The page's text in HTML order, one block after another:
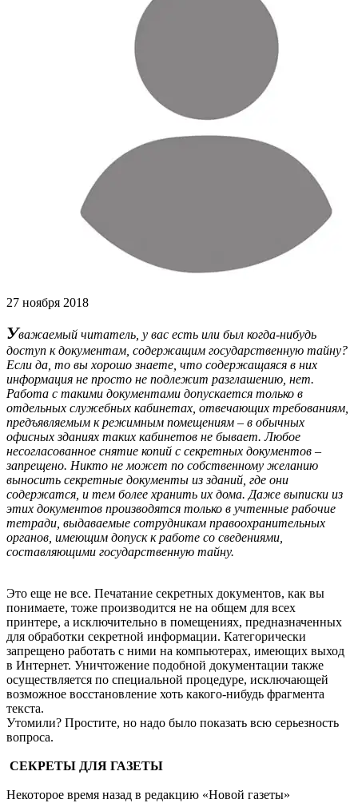
27 ноября 2018
Уважаемый читатель, у вас есть или был когда-нибудь
доступ к документам, содержащим государственную тайну?
Если да, то вы хорошо знаете, что содержащаяся в них
информация не просто не подлежит разглашению, нет.
Работа с такими документами допускается только в
отдельных служебных кабинетах, отвечающих требованиям,
предъявляемым к режимным помещениям – в обычных
офисных зданиях таких кабинетов не бывает. Любое
несогласованное снятие копий с секретных документов –
запрещено. Никто не может по собственному желанию
выносить секретные документы из зданий, где они
содержатся, и тем более хранить их дома. Даже выписки из
этих документов производятся только в учтенные рабочие
тетради, выдаваемые сотрудникам правоохранительных
органов, имеющим допуск к работе со сведениями,
составляющими государственную тайну.
Это еще не все. Печатание секретных документов, как вы
понимаете, тоже производится не на общем для всех
принтере, а исключительно в помещениях, предназначенных
для обработки секретной информации. Категорически
запрещено работать с ними на компьютерах, имеющих выход
в Интернет. Уничтожение подобной документации также
осуществляется по специальной процедуре, исключающей
возможное восстановление хоть какого-нибудь фрагмента
текста.
Утомили? Простите, но надо было показать всю серьезность
вопроса.
СЕКРЕТЫ ДЛЯ ГАЗЕТЫ
Некоторое время назад в редакцию «Новой газеты»